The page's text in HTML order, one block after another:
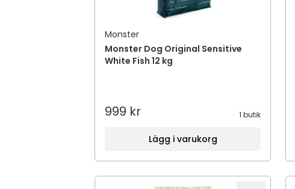
Monster
Monster Dog Original Sensitive
White Fish 12 kg
999 kr 1 butik
Lägg i varukorg